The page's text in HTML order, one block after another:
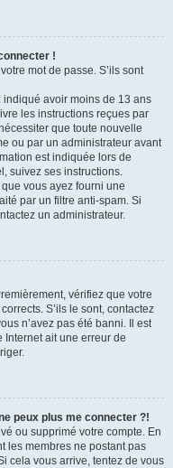
!
mot de passe. S’ils sont
indiqué avoir moins de 13 ans
les instructions reçues par
que toute nouvelle
ou par un administrateur avant
est indiquée lors de
suivez ses instructions.
vous ayez fourni une
par un filtre anti-spam. Si
un administrateur.
vérifiez que votre
S’ils le sont, contactez
n’avez pas été banni. Il est
ait une erreur de
peux plus me connecter ?!
ou supprimé votre compte. En
les membres ne postant pas
cela vous arrive, tentez de vous